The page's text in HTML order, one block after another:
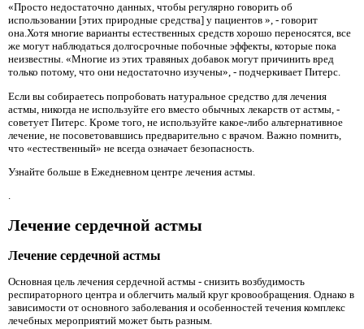
«Просто недостаточно данных, чтобы регулярно говорить об
использовании [этих природные средства] у пациентов », - говорит
она.Хотя многие варианты естественных средств хорошо переносятся, все
же могут наблюдаться долгосрочные побочные эффекты, которые пока
неизвестны. «Многие из этих травяных добавок могут причинить вред
только потому, что они недостаточно изучены», - подчеркивает Питерс.
Если вы собираетесь попробовать натуральное средство для лечения
астмы, никогда не используйте его вместо обычных лекарств от астмы, -
советует Питерс. Кроме того, не используйте какое-либо альтернативное
лечение, не посоветовавшись предварительно с врачом. Важно помнить,
что «естественный» не всегда означает безопасность.
Узнайте больше в Ежедневном центре лечения астмы.
.
Лечение сердечной астмы
Лечение сердечной астмы
Основная цель лечения сердечной астмы - снизить возбудимость
респираторного центра и облегчить малый круг кровообращения. Однако в
зависимости от основного заболевания и особенностей течения комплекс
лечебных мероприятий может быть разным.